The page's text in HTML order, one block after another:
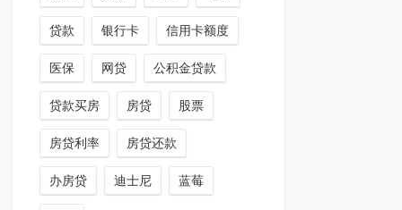
贷款 银行卡 信用卡额度
医保 网贷 公积金贷款
贷款买房 房贷 股票
房贷利率 房贷还款
办房贷 迪士尼 蓝莓